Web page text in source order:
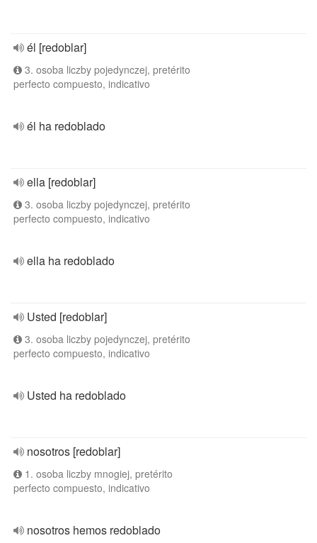
él [redoblar]
3. osoba liczby pojedynczej, pretérito
perfecto compuesto, indicativo
él ha redoblado
ella [redoblar]
3. osoba liczby pojedynczej, pretérito
perfecto compuesto, indicativo
ella ha redoblado
Usted [redoblar]
3. osoba liczby pojedynczej, pretérito
perfecto compuesto, indicativo
Usted ha redoblado
nosotros [redoblar]
1. osoba liczby mnogiej, pretérito
perfecto compuesto, indicativo
nosotros hemos redoblado